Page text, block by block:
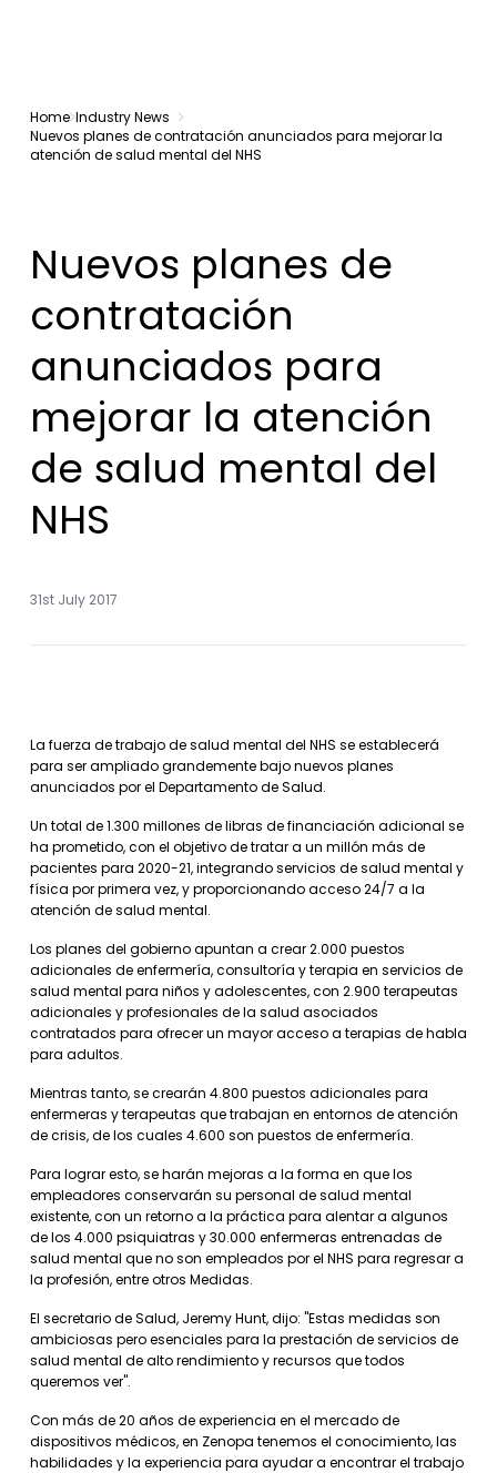
Home Industry News
Nuevos planes de contratación anunciados para mejorar la
atención de salud mental del NHS
Nuevos planes de
contratación
anunciados para
mejorar la atención
de salud mental del
NHS
31st July 2017
La fuerza de trabajo de salud mental del NHS se establecerá
para ser ampliado grandemente bajo nuevos planes
anunciados por el Departamento de Salud.
Un total de 1.300 millones de libras de financiación adicional se
ha prometido, con el objetivo de tratar a un millón más de
pacientes para 2020-21, integrando servicios de salud mental y
física por primera vez, y proporcionando acceso 24/7 a la
atención de salud mental.
Los planes del gobierno apuntan a crear 2.000 puestos
adicionales de enfermería, consultoría y terapia en servicios de
salud mental para niños y adolescentes, con 2.900 terapeutas
adicionales y profesionales de la salud asociados
contratados para ofrecer un mayor acceso a terapias de habla
para adultos.
Mientras tanto, se crearán 4.800 puestos adicionales para
enfermeras y terapeutas que trabajan en entornos de atención
de crisis, de los cuales 4.600 son puestos de enfermería.
Para lograr esto, se harán mejoras a la forma en que los
empleadores conservarán su personal de salud mental
existente, con un retorno a la práctica para alentar a algunos
de los 4.000 psiquiatras y 30.000 enfermeras entrenadas de
salud mental que no son empleados por el NHS para regresar a
la profesión, entre otros Medidas.
El secretario de Salud, Jeremy Hunt, dijo: "Estas medidas son
ambiciosas pero esenciales para la prestación de servicios de
salud mental de alto rendimiento y recursos que todos
queremos ver".
Con más de 20 años de experiencia en el mercado de
dispositivos médicos, en Zenopa tenemos el conocimiento, las
habilidades y la experiencia para ayudar a encontrar el trabajo